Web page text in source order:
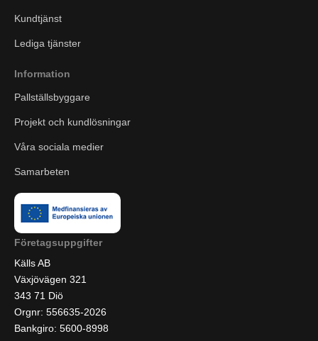
Kundtjänst
Lediga tjänster
Information
Pallställsbyggare
Projekt och kundlösningar
Våra sociala medier
Samarbeten
Företagsuppgifter
Källs AB
Växjövägen 321
343 71 Diö
Orgnr: 556635-2026
Bankgiro: 5600-8998